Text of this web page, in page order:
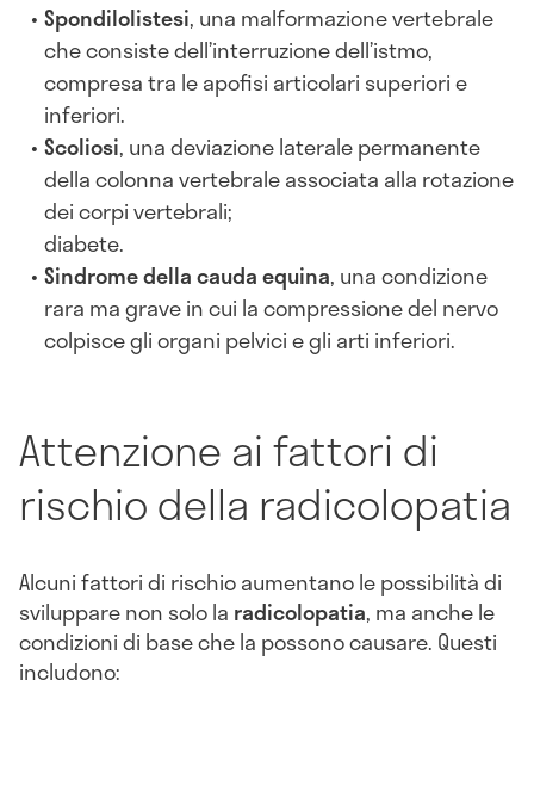
Spondilolistesi, una malformazione vertebrale
che consiste dell’interruzione dell’istmo,
compresa tra le apofisi articolari superiori e
inferiori.
Scoliosi, una deviazione laterale permanente
della colonna vertebrale associata alla rotazione
dei corpi vertebrali;
diabete.
Sindrome della cauda equina, una condizione
rara ma grave in cui la compressione del nervo
colpisce gli organi pelvici e gli arti inferiori.
Attenzione ai fattori di
rischio della radicolopatia
Alcuni fattori di rischio aumentano le possibilità di
sviluppare non solo la radicolopatia, ma anche le
condizioni di base che la possono causare. Questi
includono: